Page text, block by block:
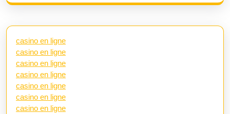
casino en ligne
casino en ligne
casino en ligne
casino en ligne
casino en ligne
casino en ligne
casino en ligne